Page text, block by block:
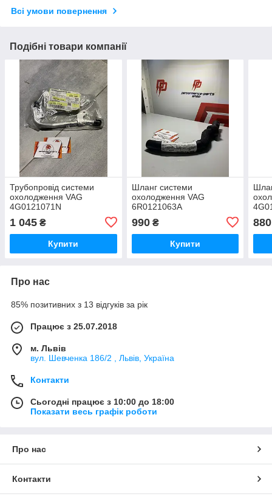
Всі умови повернення
Подібні товари компанії
Трубопровід системи
охолодження VAG
4G0121071N
1 045 ₴
Купити
Шланг системи
охолодження VAG
6R0121063A
990₴
Купити
880
Про нас
85% позитивних з 13 відгуків за рік
Працює з 25.07.2018
м. Львів
вул. Шевченка 186/2 , Львів, Україна
Контакти
Сьогодні працює з 10:00 до 18:00
Показати весь графік роботи
Про нас
Контакти